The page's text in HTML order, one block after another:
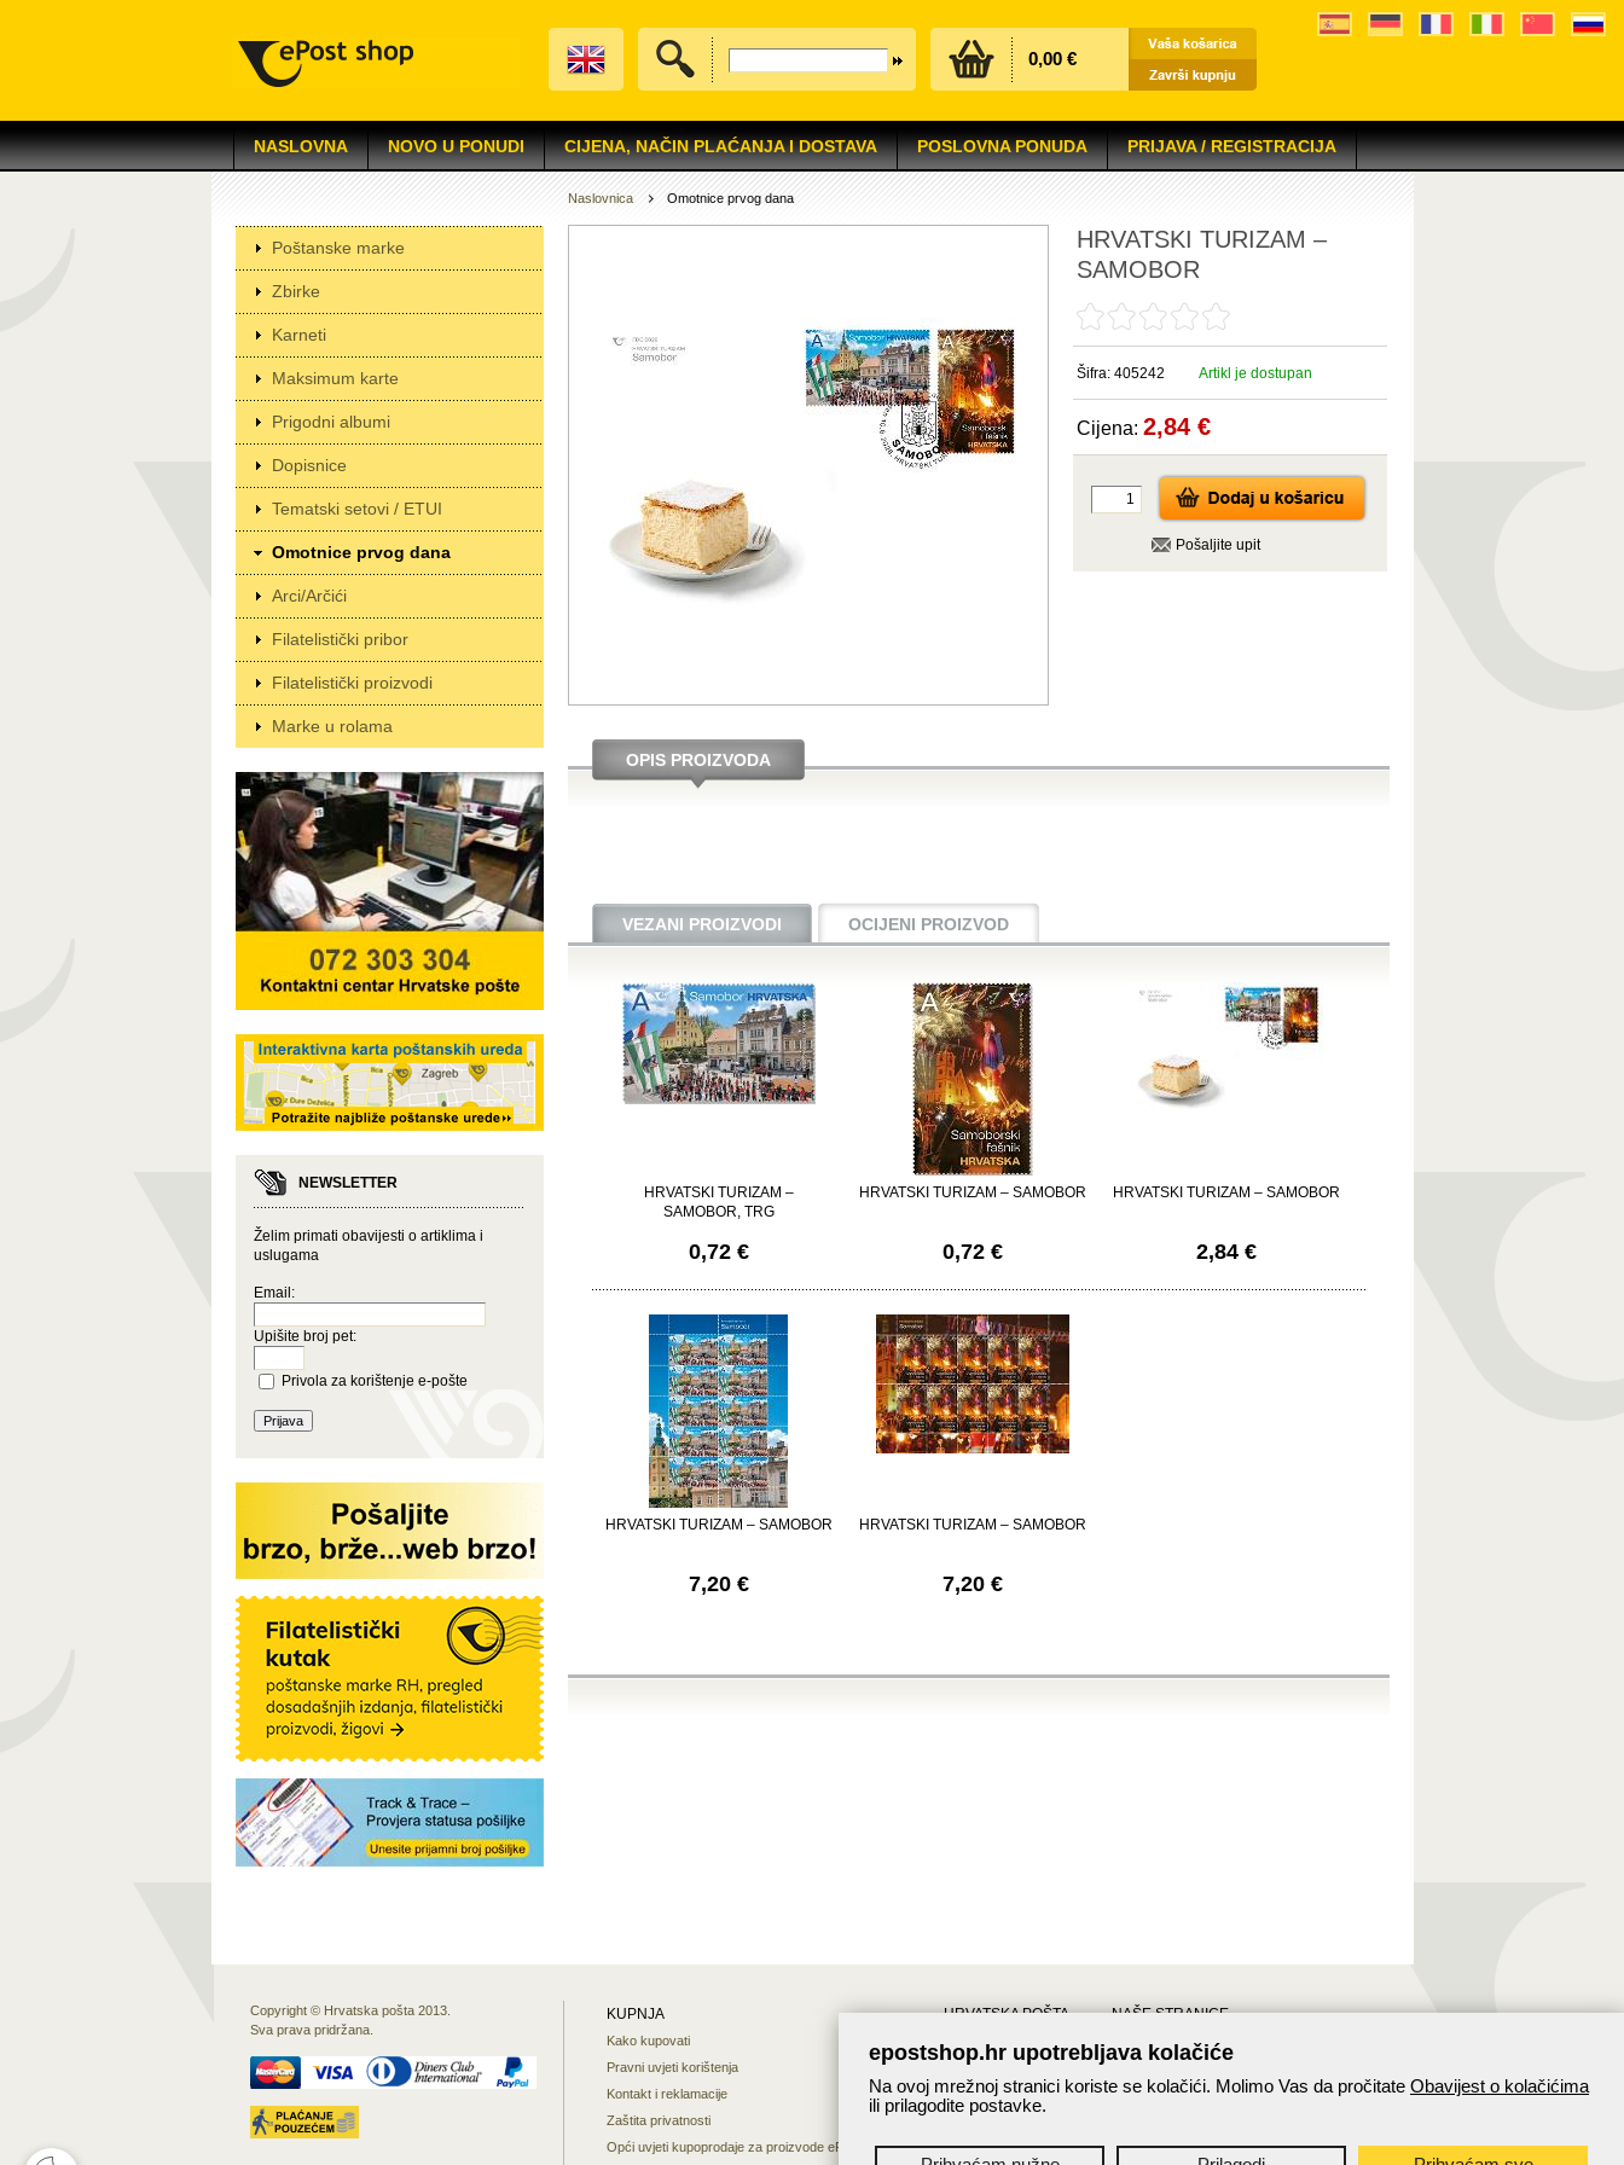
0,00 €
NASLOVNA NOVO U PONUDI CIJENA, NAČIN PLAĆANJA I DOSTAVA POSLOVNA PONUDA PRIJAVA / REGISTRACIJA
Poštanske marke
Zbirke
Karneti
Maksimum karte
Prigodni albumi
Dopisnice
Tematski setovi / ETUI
Omotnice prvog dana
Arci/Arčići
Filatelistički pribor
Filatelistički proizvodi
Marke u rolama
NEWSLETTER
Želim primati obavijesti o artiklima i
uslugama
Email:
Upišite broj pet:
Privola za korištenje e-pošte
Naslovnica Omotnice prvog dana
HRVATSKI TURIZAM –
SAMOBOR
Šifra: 405242 Artikl je dostupan
Cijena: 2,84 €
Pošaljite upit
OPIS PROIZVODA
VEZANI PROIZVODI OCIJENI PROIZVOD
HRVATSKI TURIZAM –
SAMOBOR, TRG
0,72 €
HRVATSKI TURIZAM – SAMOBOR
0,72 €
HRVATSKI TURIZAM – SAMOBOR
2,84 €
HRVATSKI TURIZAM – SAMOBOR
7,20 €
HRVATSKI TURIZAM – SAMOBOR
7,20 €
Copyright © Hrvatska pošta 2013.
Sva prava pridržana.
KUPNJA
Kako kupovati
Pravni uvjeti korištenja
Kontakt i reklamacije
Zaštita privatnosti
Opći uvjeti kupoprodaje za proizvode ePost shopa
HRVATSKA POŠTA
O nama
Interaktivna karta
Praćenje pošiljaka
NAŠE STRANICE
Stranice Hrvatske pošte
Paket24
epostshop.hr upotrebljava kolačiće
Na ovoj mrežnoj stranici koriste se kolačići. Molimo Vas da pročitate Obavijest o kolačićima
ili prilagodite postavke.